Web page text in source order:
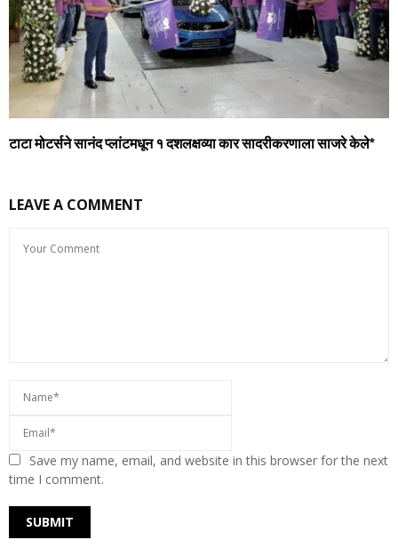
टाटा मोटर्सने सानंद प्‍लांटमधून १ दशलक्षव्‍या कार सादरीकरणाला साजरे केले*
LEAVE A COMMENT
Save my name, email, and website in this browser for the next
time I comment.